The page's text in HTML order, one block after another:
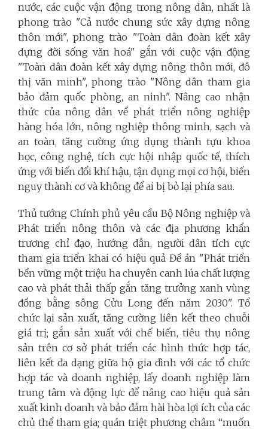
nước, các cuộc vận động trong nông dân, nhất là
phong trào "Cả nước chung sức xây dựng nông
thôn mới", phong trào "Toàn dân đoàn kết xây
dựng đời sống văn hoá" gắn với cuộc vận động
"Toàn dân đoàn kết xây dựng nông thôn mới, đô
thị văn minh", phong trào "Nông dân tham gia
bảo đảm quốc phòng, an ninh".Nâng cao nhận
thức của nông dân về phát triển nông nghiệp
hàng hóa lớn, nông nghiệp thông minh, sạch và
an toàn, tăng cường ứng dụng thành tựu khoa
học, công nghệ, tích cực hội nhập quốc tế, thích
ứng với biến đổi khí hậu, tận dụng mọi cơ hội, biến
nguy thành cơ và không để ai bị bỏ lại phía sau.
Thủ tướng Chính phủ yêu cầu Bộ Nông nghiệp và
Phát triển nông thôn và các địa phương khẩn
trương chỉ đạo, hướng dẫn, người dân tích cực
tham gia triển khai có hiệu quả Đề án "Phát triển
bền vững một triệu ha chuyên canh lúa chất lượng
cao và phát thải thấp gắn tăng trưởng xanh vùng
đồng bằng sông Cửu Long đến năm 2030". Tổ
chức lại sản xuất, tăng cường liên kết theo chuỗi
giá trị; gắn sản xuất với chế biến, tiêu thụ nông
sản trên cơ sở phát triển các hình thức hợp tác,
liên kết đa dạng giữa hộ gia đình với các tổ chức
hợp tác và doanh nghiệp, lấy doanh nghiệp làm
trung tâm và động lực để nâng cao hiệu quả sản
xuất kinh doanh và bảo đảm hài hòa lợi ích của các
chủ thể tham gia; quán triệt phương châm “muốn